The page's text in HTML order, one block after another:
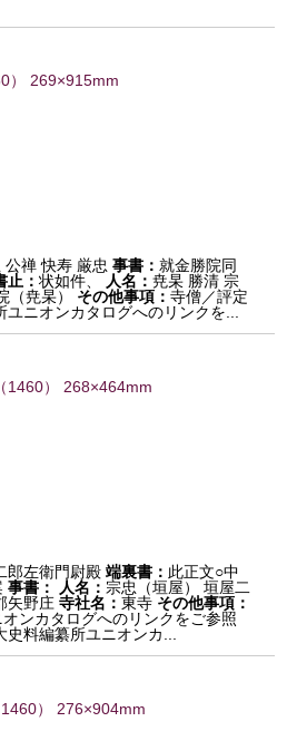
） 269×915mm
禅 快寿 厳忠 事書：就金勝院同
止：状如件、 人名：尭杲 勝清 宗
尭杲）
その他事項：寺僧／評定
ユニオンカタログへのリンクを...
（1460） 268×464mm
郎左衛門尉殿 端裏書： 此正文○中
事書： 人名： 宗忠（垣屋） 垣屋二
矢野庄 寺社名：東寺 その他事項：
オンカタログへのリンクをご参照
史料編纂所ユニオンカ...
1460） 276×904mm